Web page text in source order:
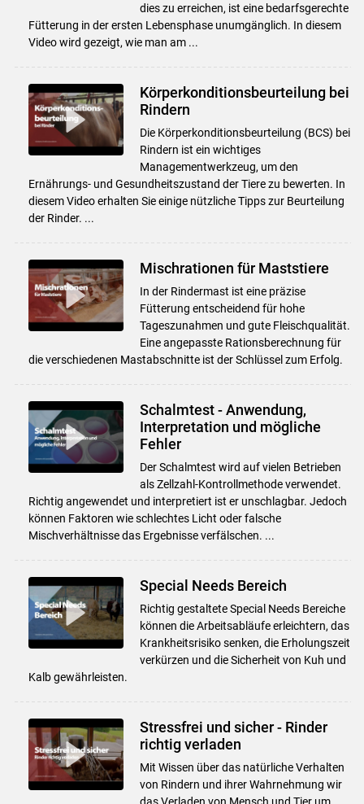
Skip to main content
dies zu erreichen, ist eine bedarfsgerechte
Fütterung in der ersten Lebensphase unumgänglich. In diesem
Video wird gezeigt, wie man am ...
Körperkonditionsbeurteilung bei
Rindern
Die Körperkonditionsbeurteilung (BCS) bei
Rindern ist ein wichtiges
Managementwerkzeug, um den
Ernährungs- und Gesundheitszustand der Tiere zu bewerten. In
diesem Video erhalten Sie einige nützliche Tipps zur Beurteilung
der Rinder. ...
Mischrationen für Maststiere
In der Rindermast ist eine präzise
Fütterung entscheidend für hohe
Tageszunahmen und gute Fleischqualität.
Eine angepasste Rationsberechnung für
die verschiedenen Mastabschnitte ist der Schlüssel zum Erfolg.
Schalmtest - Anwendung,
Interpretation und mögliche
Fehler
Der Schalmtest wird auf vielen Betrieben
als Zellzahl-Kontrollmethode verwendet.
Richtig angewendet und interpretiert ist er unschlagbar. Jedoch
können Faktoren wie schlechtes Licht oder falsche
Mischverhältnisse das Ergebnisse verfälschen. ...
Special Needs Bereich
Richtig gestaltete Special Needs Bereiche
können die Arbeitsabläufe erleichtern, das
Krankheitsrisiko senken, die Erholungszeit
verkürzen und die Sicherheit von Kuh und
Kalb gewährleisten.
Stressfrei und sicher - Rinder
richtig verladen
Mit Wissen über das natürliche Verhalten
von Rindern und ihrer Wahrnehmung wir